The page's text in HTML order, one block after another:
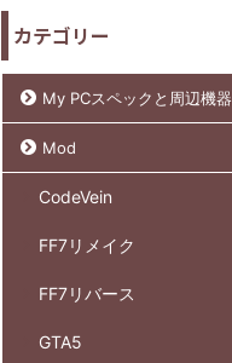
カテゴリー
My PCスペックと周辺機器
Mod
CodeVein
FF7リメイク
FF7リバース
GTA5